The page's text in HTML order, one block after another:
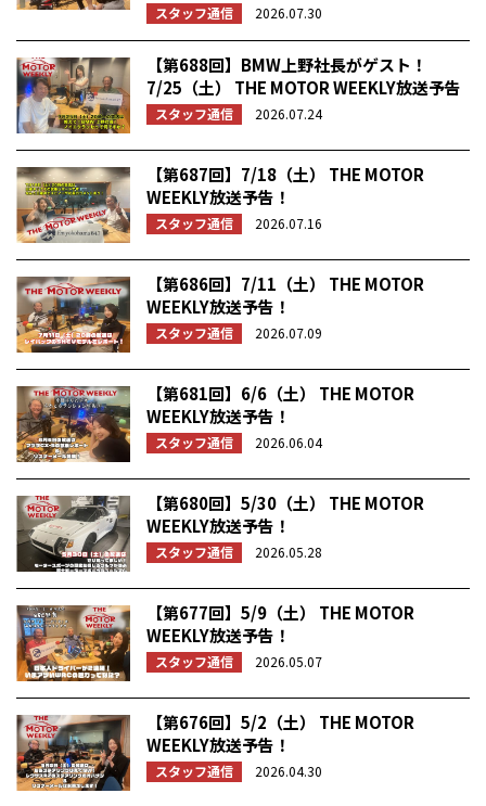
スタッフ通信 2026.07.30
【第688回】BMW上野社長がゲスト！
7/25（土） THE MOTOR WEEKLY放送予告
スタッフ通信 2026.07.24
【第687回】7/18（土） THE MOTOR
WEEKLY放送予告！
スタッフ通信 2026.07.16
【第686回】7/11（土） THE MOTOR
WEEKLY放送予告！
スタッフ通信 2026.07.09
【第681回】6/6（土） THE MOTOR
WEEKLY放送予告！
スタッフ通信 2026.06.04
【第680回】5/30（土） THE MOTOR
WEEKLY放送予告！
スタッフ通信 2026.05.28
【第677回】5/9（土） THE MOTOR
WEEKLY放送予告！
スタッフ通信 2026.05.07
【第676回】5/2（土） THE MOTOR
WEEKLY放送予告！
スタッフ通信 2026.04.30